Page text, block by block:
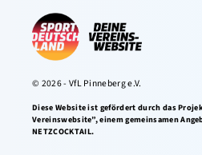
© 2026 - VfL Pinneberg e.V.
Diese Website ist gefördert durch das
Vereinswebsite”, einem gemeinsamen
NETZCOCKTAIL.